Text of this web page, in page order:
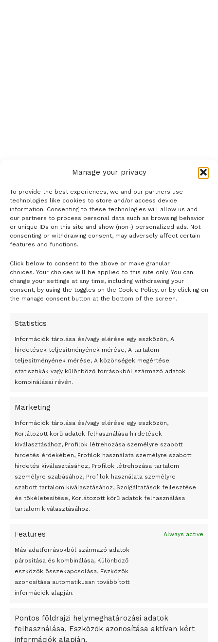
Manage your privacy
To provide the best experiences, we and our partners use
technologies like cookies to store and/or access device
information. Consenting to these technologies will allow us and
our partners to process personal data such as browsing behavior
or unique IDs on this site and show (non-) personalized ads. Not
consenting or withdrawing consent, may adversely affect certain
features and functions.
Click below to consent to the above or make granular
choices. Your choices will be applied to this site only. You can
change your settings at any time, including withdrawing your
consent, by using the toggles on the Cookie Policy, or by clicking on
the manage consent button at the bottom of the screen.
Statistics
Információk tárolása és/vagy elérése egy eszközön, A
hirdetések teljesítményének mérése, A tartalom
teljesítményének mérése, A közönségek megértése
statisztikák vagy különböző forrásokból származó adatok
kombinálásai révén.
Marketing
Információk tárolása és/vagy elérése egy eszközön,
Korlátozott körű adatok felhasználása hirdetések
kiválasztásához, Profilok létrehozása személyre szabott
hirdetés érdekében, Profilok használata személyre szabott
hirdetés kiválasztásához, Profilok létrehozása tartalom
személyre szabásához, Profilok használata személyre
szabott tartalom kiválasztásához, Szolgáltatások fejlesztése
és tökéletesítése, Korlátozott körű adatok felhasználása
tartalom kiválasztásához.
Features Always active
Más adatforrásokból származó adatok
párosítása és kombinálása, Különböző
eszközök összekapcsolása, Eszközök
azonosítása automatikusan továbbított
információk alapján.
Pontos földrajzi helymeghatározási adatok
felhasználása, Eszközök azonosítása aktívan kért
információk alapján.
- H I R D E T É S -
Átmenetileg szünetelnek az összecsapások Bahmutnál
Egy vagyonért adták el Banksy művét miután elégették.
Az 1950-ben elhunyt alkotók művei szabadon
felhasználhatóvá válnak
Peking – A visegrádi országok zsidó kulturális örökségét
bemutató fotókiállítás nyílt
Megveszi az osztrák Wienerberger az amerikai Meridian
Bricket
A Startup Campus egyetemi programjainak legjobbjai az
A Ringo Starr új albummal jelentkezik
A Vajdasági Magyar Szövetség államtitkárait kinevezték